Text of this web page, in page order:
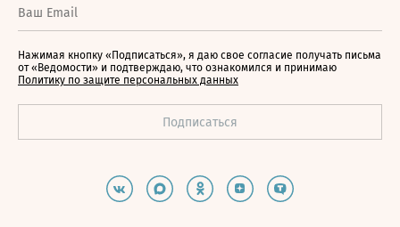
Нажимая кнопку «Подписаться», я даю свое согласие получать письма
от «Ведомости» и подтверждаю, что ознакомился и принимаю
Политику по защите персональных данных